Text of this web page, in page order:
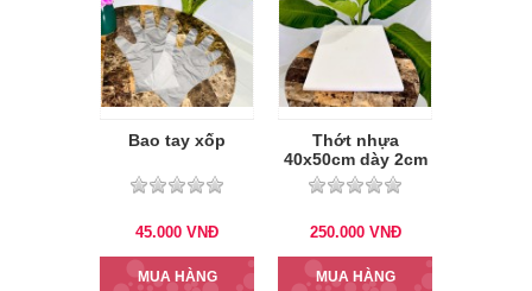
Bao tay xốp
45.000 VNĐ
MUA HÀNG
Thớt nhựa
40x50cm dày 2cm
250.000 VNĐ
MUA HÀNG